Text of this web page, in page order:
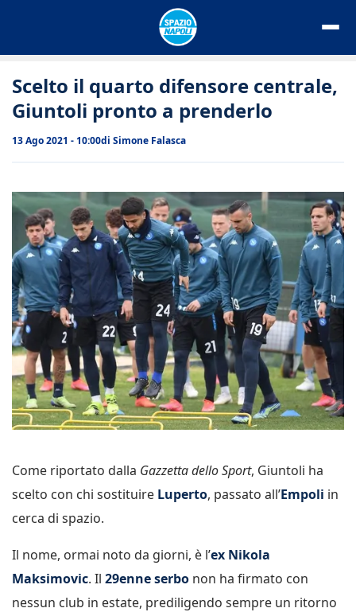
Scelto il quarto difensore centrale,
Giuntoli pronto a prenderlo
13 Ago 2021 - 10:00di Simone Falasca
Come riportato dalla Gazzetta dello Sport, Giuntoli ha
scelto con chi sostituire Luperto, passato all’Empoli in
cerca di spazio.
Il nome, ormai noto da giorni, è l’ex Nikola
Maksimovic. Il 29enne serbo non ha firmato con
nessun club in estate, prediligendo sempre un ritorno